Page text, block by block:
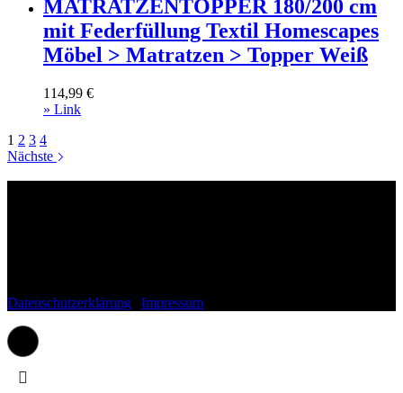
MATRATZENTOPPER 180/200 cm
mit Federfüllung Textil Homescapes
Möbel > Matratzen > Topper Weiß
114,99 €
» Link
1 2 3 4
Nächste
Datenschutzerklärung
Impressum